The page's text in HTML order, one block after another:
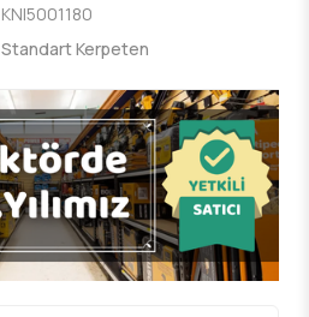
KNI5001180
Standart Kerpeten